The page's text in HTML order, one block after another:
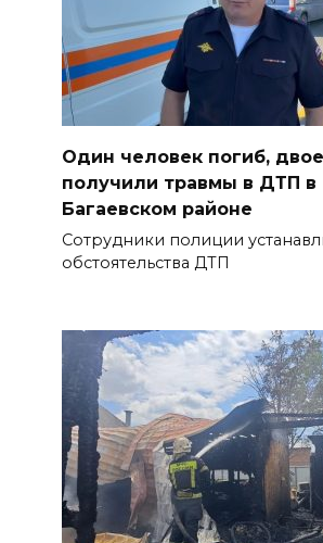
Один человек погиб, двое
получили травмы в ДТП в
Багаевском районе
Сотрудники полиции
обстоятельства ДТП